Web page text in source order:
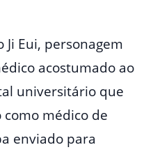
Eui, personagem
acostumado ao
universitário que
médico de
enviado para